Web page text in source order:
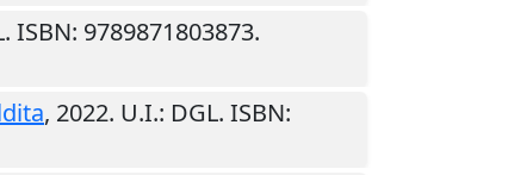
ISBN: 9789871803873.
, 2022. U.I.: DGL. ISBN: